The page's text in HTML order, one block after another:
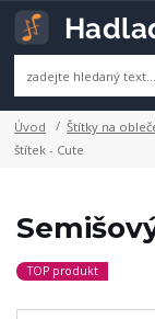
Úvod Štítky na
štítek - Cute
TOP produkt